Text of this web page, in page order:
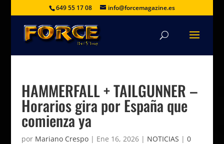
649 55 17 08 info@forcemagazine.es
HAMMERFALL + TAILGUNNER –
Horarios gira por España que
comienza ya
por Mariano Crespo| Ene 16, 2026| NOTICIAS | 0